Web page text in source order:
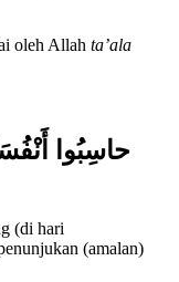
oleh Allah ta’ala
حاسِبُوا
(di hari
(amalan)